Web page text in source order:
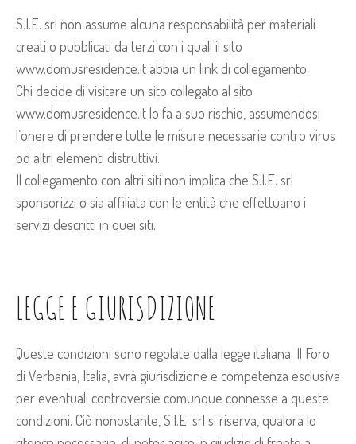
S.I.E. srl non assume alcuna responsabilità per materiali
creati o pubblicati da terzi con i quali il sito
www.domusresidence.it abbia un link di collegamento.
Chi decide di visitare un sito collegato al sito
www.domusresidence.it lo fa a suo rischio, assumendosi
l’onere di prendere tutte le misure necessarie contro virus
od altri elementi distruttivi.
Il collegamento con altri siti non implica che S.I.E. srl
sponsorizzi o sia affiliata con le entità che effettuano i
servizi descritti in quei siti.
LEGGE E GIURISDIZIONE
Queste condizioni sono regolate dalla legge italiana. Il Foro
di Verbania, Italia, avrà giurisdizione e competenza esclusiva
per eventuali controversie comunque connesse a queste
condizioni. Ciò nonostante, S.I.E. srl si riserva, qualora lo